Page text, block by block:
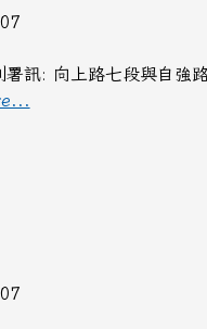
訊: 向上路七段與自強